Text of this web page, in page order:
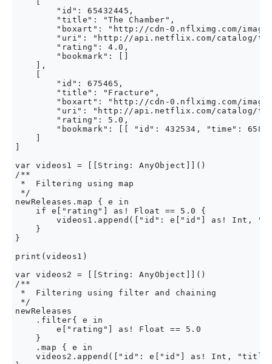
        "id": 65432445,
        "title": "The Chamber",
"boxart": "http://cdn-0.nflximg.com/
"uri": "http://api.netflix.com/catalog/
        "rating": 4.0,
        "bookmark": []
    ],
        "id": 675465,
        "title": "Fracture",
"boxart": "http://cdn-0.nflximg.com/
"uri": "http://api.netflix.com/catalog/
        "rating": 5.0,
"bookmark": [[ "id": 432534, "time":
var videos1 = [[String: AnyObject]]()
/**
*  Filtering using map
*/
newReleases.map { e in
    if e["rating"] as! Float == 5.0 {
videos1.append(["id": e["id"] as! Int,
    }
}
print(videos1)
var videos2 = [[String: AnyObject]]()
/**
*  Filtering using filter and chaining
*/
newReleases
    .filter{ e in
        e["rating"] as! Float == 5.0
    }
    .map { e in
videos2.append(["id": e["id"] as! Int,